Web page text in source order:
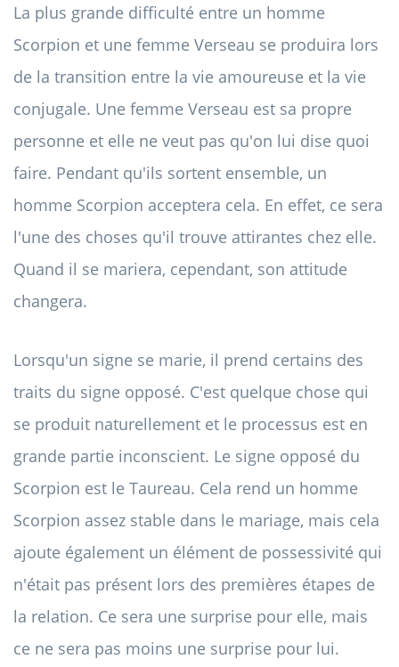
La plus grande difficulté entre un homme
Scorpion et une femme Verseau se produira lors
de la transition entre la vie amoureuse et la vie
conjugale. Une femme Verseau est sa propre
personne et elle ne veut pas qu'on lui dise quoi
faire. Pendant qu'ils sortent ensemble, un
homme Scorpion acceptera cela. En effet, ce sera
l'une des choses qu'il trouve attirantes chez elle.
Quand il se mariera, cependant, son attitude
changera.
Lorsqu'un signe se marie, il prend certains des
traits du signe opposé. C'est quelque chose qui
se produit naturellement et le processus est en
grande partie inconscient. Le signe opposé du
Scorpion est le Taureau. Cela rend un homme
Scorpion assez stable dans le mariage, mais cela
ajoute également un élément de possessivité qui
n'était pas présent lors des premières étapes de
la relation. Ce sera une surprise pour elle, mais
ce ne sera pas moins une surprise pour lui.